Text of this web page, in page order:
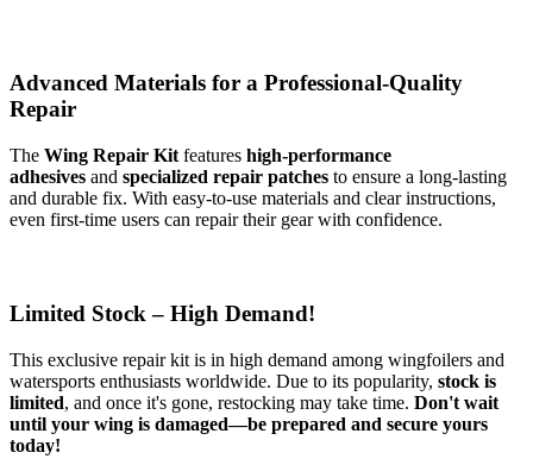
Advanced Materials for a Professional-Quality
Repair
The Wing Repair Kit features high-performance
adhesives and specialized repair patches to ensure a long-lasting
and durable fix. With easy-to-use materials and clear instructions,
even first-time users can repair their gear with confidence.
Limited Stock – High Demand!
This exclusive repair kit is in high demand among wingfoilers and
watersports enthusiasts worldwide. Due to its popularity, stock is
limited, and once it's gone, restocking may take time. Don't wait
until your wing is damaged—be prepared and secure yours
today!